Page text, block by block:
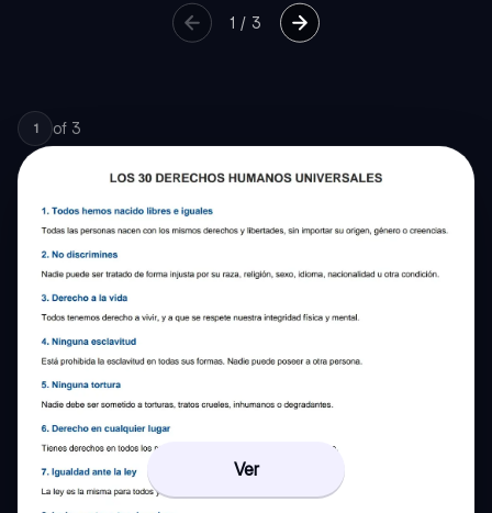
1 / 3
1 of 3
Ver